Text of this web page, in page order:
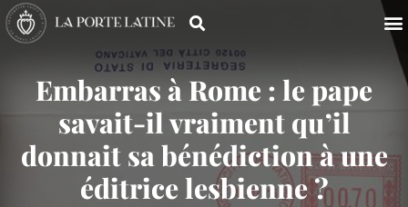
Embarras à Rome : le pape
savait-​il vraiment qu’il
donnait sa bénédiction à une
éditrice lesbienne ?